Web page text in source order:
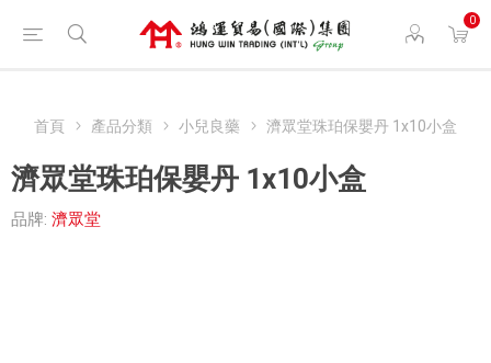
0
首頁 產品分類 小兒良藥 濟眾堂珠珀保嬰丹 1x10小盒
濟眾堂珠珀保嬰丹 1x10小盒
品牌: 濟眾堂